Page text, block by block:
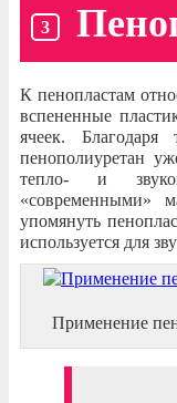
К пенопластам
вспененные
ячеек. Благодаря
пенополиуретан
тепло- и
«современными»
упомянуть
используется для
Применение